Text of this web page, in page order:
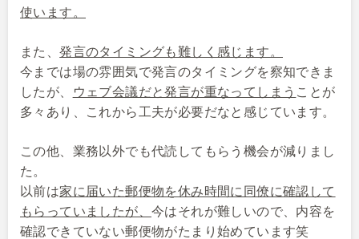
使います。
また、発言のタイミングも難しく感じます。
今までは場の雰囲気で発言のタイミングを察知できま
したが、
ウェブ会議だと発言が重なってしまう ことが
多々あり、これから工夫が必要だなと感じています。
この他、業務以外でも代読してもらう機会が減りまし
た。
以前は家に届いた郵便物を休み時間に同僚に確認して
もらっていましたが、 今はそれが難しいので、内容を
確認できていない郵便物がたまり始めています笑